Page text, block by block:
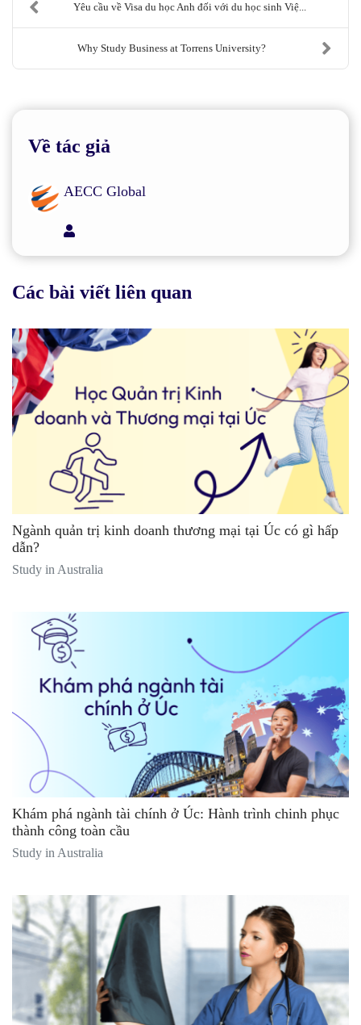
Yêu cầu về Visa du học Anh đối với du học sinh Việ...
Why Study Business at Torrens University?
Về tác giả
AECC Global
AECC Global
Các bài viết liên quan
Ngành quản trị kinh doanh thương mại tại Úc có gì hấp
dẫn?
Study in Australia
Khám phá ngành tài chính ở Úc: Hành trình chinh phục
thành công toàn cầu
Study in Australia